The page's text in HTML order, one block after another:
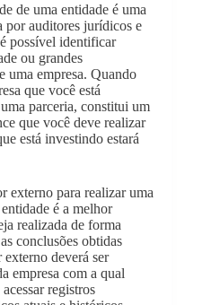
de uma entidade é uma
por auditores jurídicos e
possível identificar
ou grandes
uma empresa. Quando
que você está
parceria, constitui um
que você deve realizar
está investindo estará
externo para realizar uma
é a melhor
realizada de forma
conclusões obtidas
deverá ser
empresa com a qual
registros